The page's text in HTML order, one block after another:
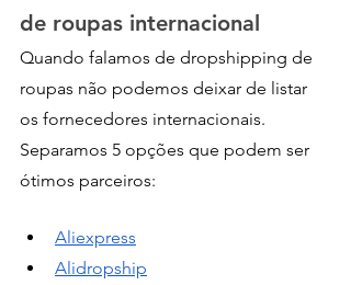
de roupas internacional
Quando falamos de dropshipping de
roupas não podemos deixar de listar
os fornecedores internacionais.
Separamos 5 opções que podem ser
ótimos parceiros:
Aliexpress
Alidropship